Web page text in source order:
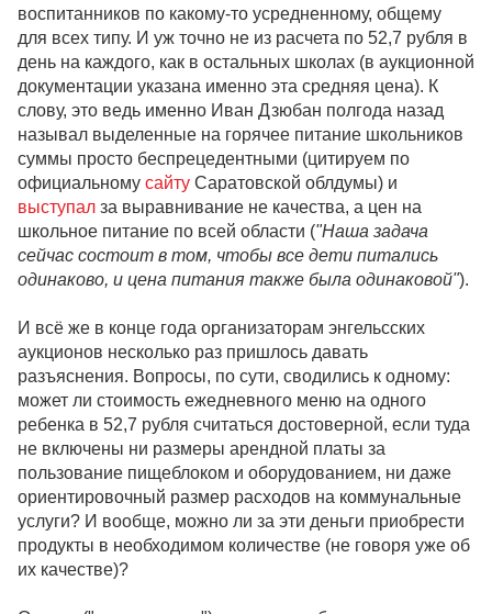
воспитанников по какому-то усредненному, общему
для всех типу. И уж точно не из расчета по 52,7 рубля в
день на каждого, как в остальных школах (в аукционной
документации указана именно эта средняя цена). К
слову, это ведь именно Иван Дзюбан полгода назад
называл выделенные на горячее питание школьников
суммы просто беспрецедентными (цитируем по
официальному сайту Саратовской облдумы) и
выступал за выравнивание не качества, а цен на
школьное питание по всей области ("Наша задача
сейчас состоит в том, чтобы все дети питались
одинаково, и цена питания также была одинаковой").
И всё же в конце года организаторам энгельсских
аукционов несколько раз пришлось давать
разъяснения. Вопросы, по сути, сводились к одному:
может ли стоимость ежедневного меню на одного
ребенка в 52,7 рубля считаться достоверной, если туда
не включены ни размеры арендной платы за
пользование пищеблоком и оборудованием, ни даже
ориентировочный размер расходов на коммунальные
услуги? И вообще, можно ли за эти деньги приобрести
продукты в необходимом количестве (не говоря уже об
их качестве)?